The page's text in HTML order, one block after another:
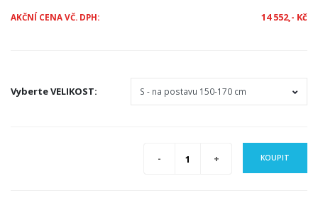
AKČNÍ CENA VČ. DPH: 14 552,- Kč
VyberteVELIKOST:
KOUPIT